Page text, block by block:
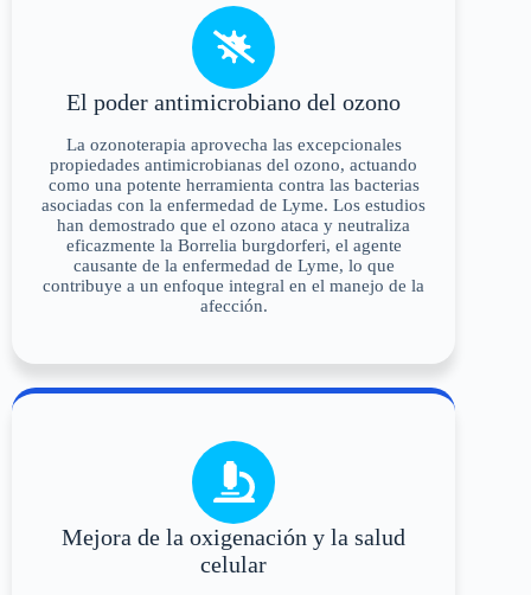
El poder antimicrobiano del ozono
La ozonoterapia aprovecha las excepcionales
propiedades antimicrobianas del ozono, actuando
como una potente herramienta contra las bacterias
asociadas con la enfermedad de Lyme. Los estudios
han demostrado que el ozono ataca y neutraliza
eficazmente la Borrelia burgdorferi, el agente
causante de la enfermedad de Lyme, lo que
contribuye a un enfoque integral en el manejo de la
afección.
Mejora de la oxigenación y la salud
celular